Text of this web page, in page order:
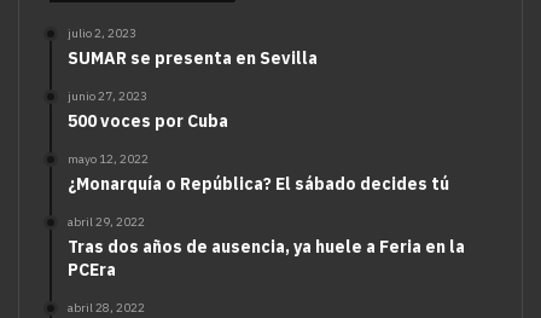
julio 2, 2023
SUMAR se presenta en Sevilla
junio 27, 2023
500 voces por Cuba
mayo 12, 2022
¿Monarquía o República? El sábado decides tú
abril 29, 2022
Tras dos años de ausencia, ya huele a Feria en la
PCEra
abril 28, 2022